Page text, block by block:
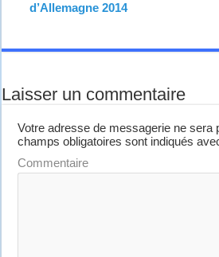
d’Allemagne 2014
Laisser un commentaire
Votre adresse de messagerie ne sera
champs obligatoires sont indiqués
Commentaire